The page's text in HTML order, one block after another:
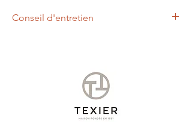
Conseil d'entretien
Cet entretien permettra de raviver les
couleurs et protéger votre produit de la